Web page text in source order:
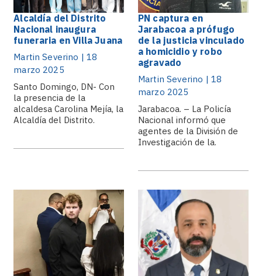
Alcaldía del Distrito
Nacional inaugura
funeraria en Villa Juana
Martin Severino | 18
marzo 2025
Santo Domingo, DN- Con
la presencia de la
alcaldesa Carolina Mejía, la
Alcaldía del Distrito.
PN captura en
Jarabacoa a prófugo
de la justicia vinculado
a homicidio y robo
agravado
Martin Severino | 18
marzo 2025
Jarabacoa. – La Policía
Nacional informó que
agentes de la División de
Investigación de la.